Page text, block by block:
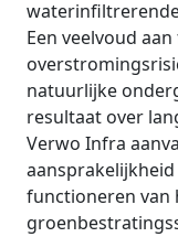
Een veelvoud
natuurlijke
resultaat over
Verwo Infra
functioneren